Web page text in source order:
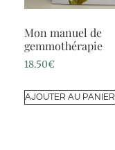
Mon manuel de
gemmothérapie
18.50€
AJOUTER AU PANIER